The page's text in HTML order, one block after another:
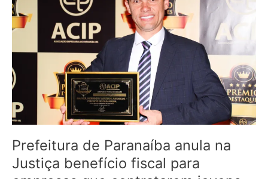
Prefeitura de Paranaíba anula na
Justiça benefício fiscal para
anula
na
Justiça
para
empresas
contratarem
jovens